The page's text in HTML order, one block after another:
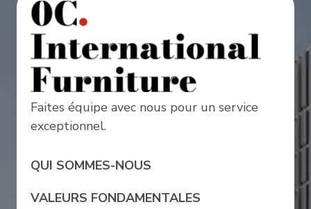
Faites équipe avec nous pour un service
exceptionnel.
QUI SOMMES-NOUS
VALEURS FONDAMENTALES